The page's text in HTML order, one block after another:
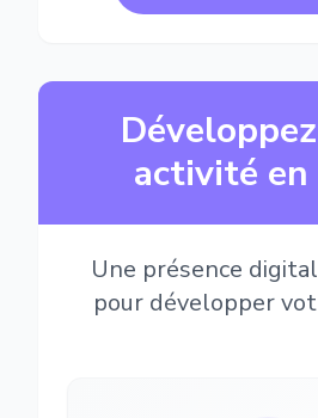
activité
Une présence
pour développer